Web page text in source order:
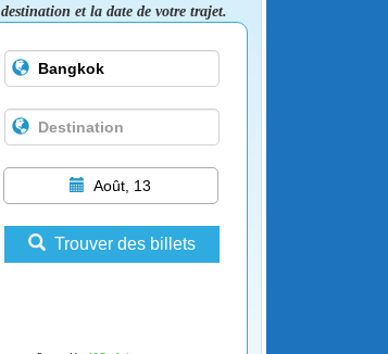
destination et la date de votre trajet.
Août, 13
Trouver des billets